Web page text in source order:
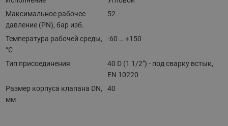
Максимальное рабочее
давление (PN), бар изб.
52
Температура рабочей среды,
°С
-60 … +150
Тип присоединения
40 D (1 1/2") - под сварку встык,
EN 10220
Размер корпуса клапана DN,
мм
40